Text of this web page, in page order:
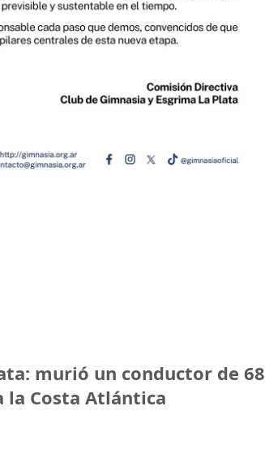
murió un conductor de 68
la Costa Atlántica